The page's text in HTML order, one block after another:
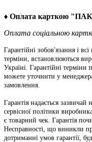
♦ Оплата карткою
Оплата соціальною
Гарантійні зобов'язання і
терміни, встановлюються
Україні. Гарантійні терміни
можете уточнити у
замовлення.
Гарантія надається зазвичай
сервісної політики
є товарний чек. Гарантія
Несправності, що виникли
дотриманні умов гарантії,